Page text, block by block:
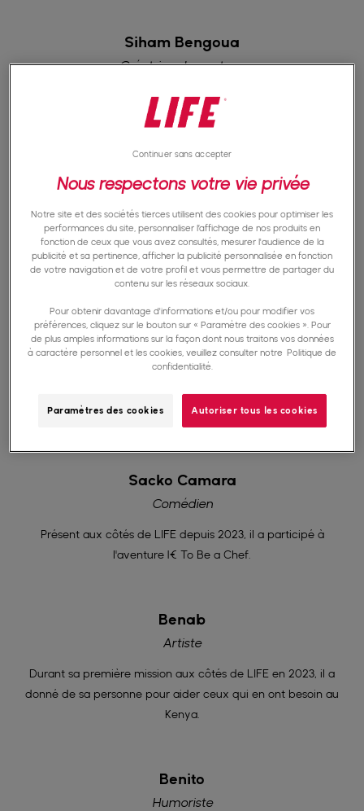
Siham Bengoua
Créatrice de contenu
Elle présente le Life Talk, émission à l'initiative de LIFE pour
aborder des sujets variés autour de l'associatif.
Sirine
Sirine nous apporte régulièrement son soutien en participant à
nos différentes actions.
Maff Derulo
Comédien
emblématique avec les enfants, créant des moments
inoubliables.
Sacko Camara
Comédien
Présent aux côtés de LIFE depuis 2023, il a participé à
l'aventure 1€ To Be a Chef.
Benab
Artiste
Durant sa première mission aux côtés de LIFE en 2023, il a
donné de sa personne pour aider ceux qui en ont besoin au
Kenya.
Benito
Humoriste
Nous respectons votre vie privée
Notre site et des sociétés tierces utilisent des cookies pour optimiser les
performances du site, personnaliser l’affichage de nos produits en
fonction de ceux que vous avez consultés, mesurer l'audience de la
publicité et sa pertinence, afficher la publicité personnalisée en fonction
de votre navigation et de votre profil et vous permettre de partager du
contenu sur les réseaux sociaux.
Pour obtenir davantage d'informations et/ou pour modifier vos
préférences, cliquez sur le bouton sur « Paramètre des cookies ». Pour
de plus amples informations sur la façon dont nous traitons vos données
à caractère personnel et les cookies, veuillez consulter notre Politique de
confidentialité.
Paramètres des cookies Autoriser tous les cookies
Continuer sans accepter